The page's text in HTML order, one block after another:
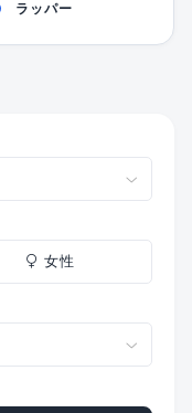
ラッパー
女性